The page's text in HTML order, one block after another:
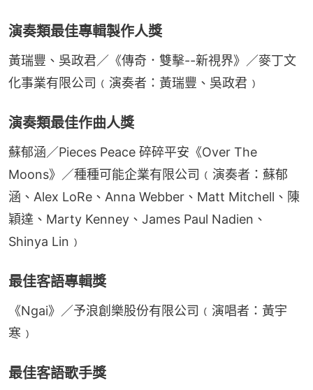
演奏類最佳專輯製作人獎
黃瑞豐、吳政君／《傳奇．雙擊--新視界》／麥丁文
化事業有限公司﹙演奏者：黃瑞豐、吳政君﹚
演奏類最佳作曲人獎
蘇郁涵／Pieces Peace 碎碎平安《Over The
Moons》／種種可能企業有限公司﹙演奏者：蘇郁
涵、Alex LoRe、Anna Webber、Matt Mitchell、陳
穎達、Marty Kenney、James Paul Nadien、
Shinya Lin﹚
最佳客語專輯獎
《Ngai》／予浪創樂股份有限公司﹙演唱者：黃宇
寒﹚
最佳客語歌手獎